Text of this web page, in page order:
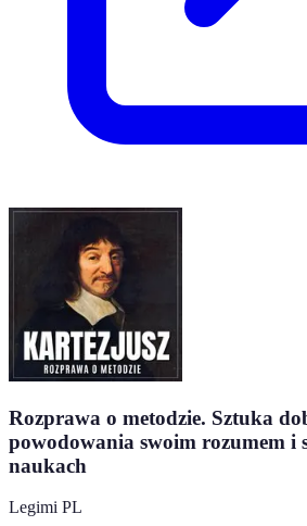
Rozprawa o metodzie. Sztuka
powodowania swoim rozumem i
naukach
Legimi PL